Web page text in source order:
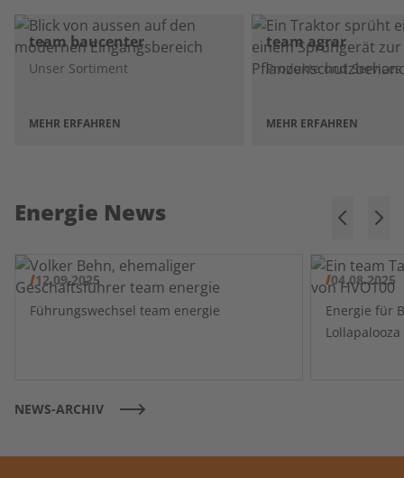
team baucenter
Unser Sortiment
MEHR ERFAHREN
team agrar
Produkte und Services
MEHR ERFAHREN
Energie News
12.09.2025
Führungswechsel team energie
04.08.2025
Energie für
NEWS-ARCHIV